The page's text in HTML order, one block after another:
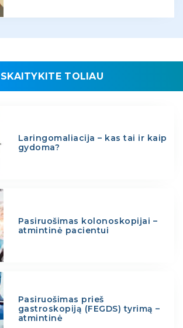
SKAITYKITE TOLIAU
Laringomaliacija – kas tai ir kaip
gydoma?
Pasiruošimas kolonoskopijai –
atmintinė pacientui
Pasiruošimas prieš
gastroskopiją (FEGDS) tyrimą –
atmintinė